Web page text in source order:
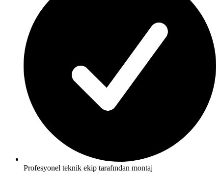
Profesyonel teknik ekip tarafından montaj